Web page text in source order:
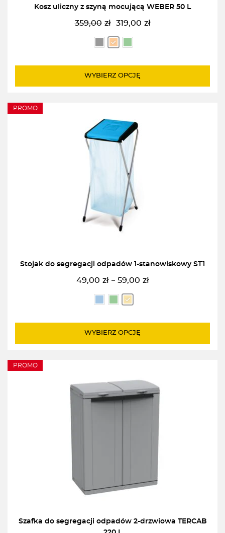
Kosz uliczny z szyną mocującą WEBER 50 L
359,00 zł
Pierwotna
cena
wynosiła:
319,00 zł
Aktualna
cena
wynosi:
WYBIERZ OPCJĘ
PROMO
Stojak do segregacji odpadów 1-stanowiskowy ST1
49,00 zł – 59,00 zł
Zakres
cen:
od
do
WYBIERZ OPCJĘ
PROMO
Szafka do segregacji odpadów 2-drzwiowa TERCAB